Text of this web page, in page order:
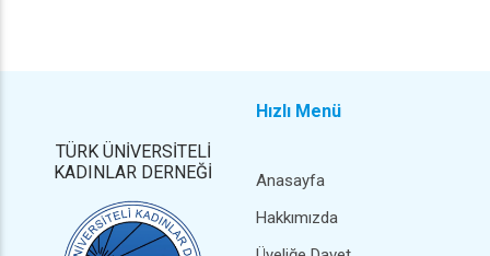
TÜRK ÜNİVERSİTELİ
KADINLAR DERNEĞİ
Hızlı Menü
Anasayfa
Hakkımızda